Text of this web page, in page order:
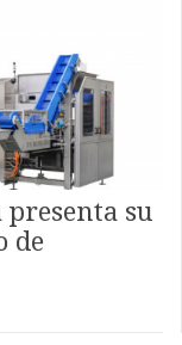
presenta su
de